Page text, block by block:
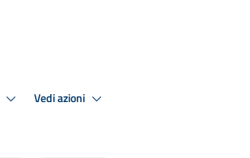
Vedi azioni